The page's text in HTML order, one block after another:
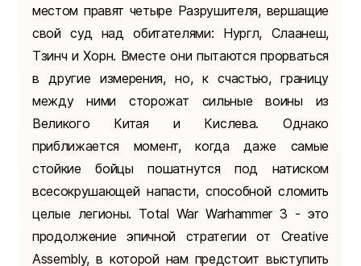
местом правят четыре Разрушителя, вершащие
свой суд над обитателями: Нургл, Слаанеш,
Тзинч и Хорн. Вместе они пытаются прорваться
в другие измерения, но, к счастью, границу
между ними сторожат сильные воины из
Великого Китая и Кислева. Однако
приближается момент, когда даже самые
стойкие бойцы пошатнутся под натиском
всесокрушающей напасти, способной сломить
целые легионы. Total War Warhammer 3 - это
продолжение эпичной стратегии от Creative
Assembly, в которой нам предстоит выступить